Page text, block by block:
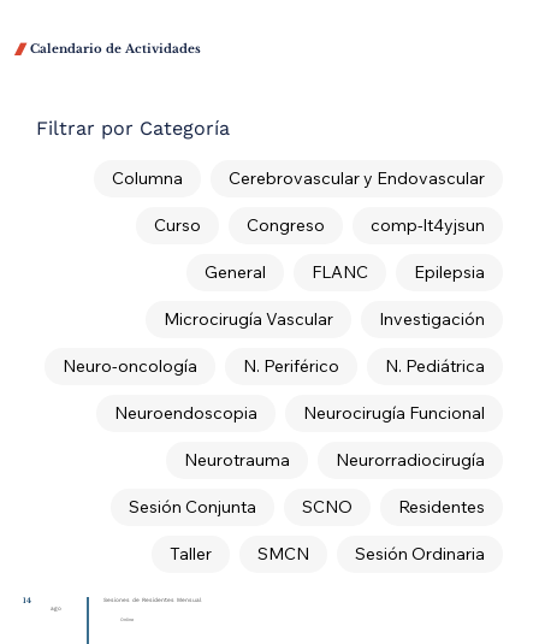
Filtrar por Categoría
Cerebrovascular y Endovascular
Columna
comp-lt4yjsun
Congreso
Curso
Epilepsia
FLANC
General
Investigación
Microcirugía Vascular
N. Pediátrica
N. Periférico
Neuro-oncología
Neurocirugía Funcional
Neuroendoscopia
Neurorradiocirugía
Neurotrauma
Residentes
SCNO
Sesión Conjunta
Sesión Ordinaria
SMCN
Taller
14
ago
Sesiones de Residentes Mensual
Online
 Calendario de Actividades